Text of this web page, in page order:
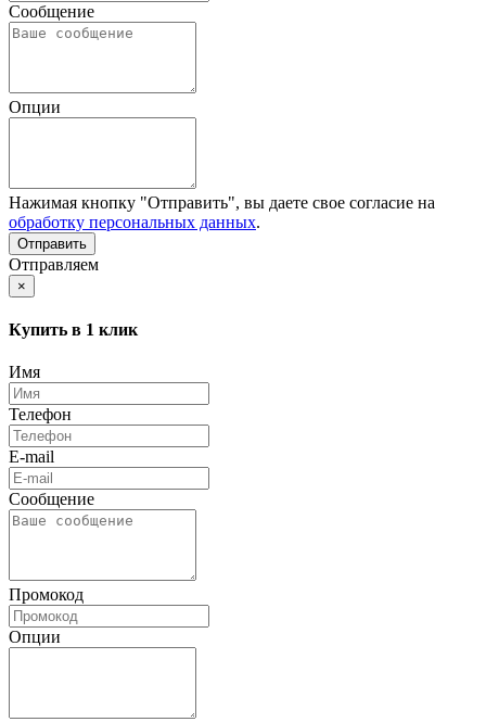
Сообщение
Опции
Нажимая кнопку "Отправить", вы даете свое согласие на
обработку персональных данных.
Отправляем
×
Купить в 1 клик
Имя
Телефон
E-mail
Сообщение
Промокод
Опции